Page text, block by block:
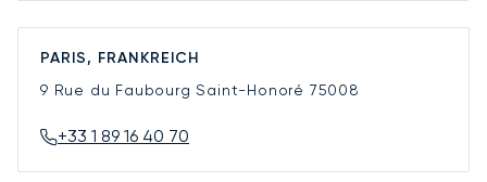
PARIS, FRANKREICH
9 Rue du Faubourg Saint-Honoré 75008
+33 1 89 16 40 70